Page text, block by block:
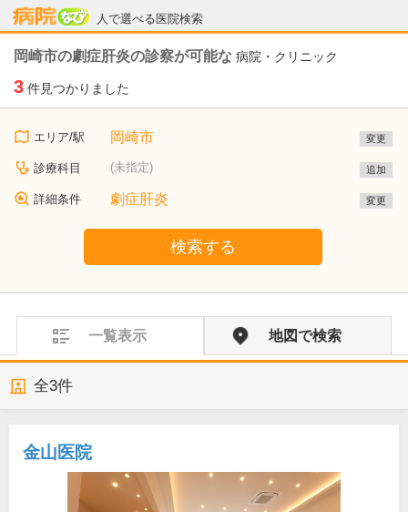
人で選べる医院検索
病院なび
岡崎市の劇症肝炎の診察が可能な 病院・クリニック
3 件見つかりました
エリア/駅 岡崎市 変更
診療科目 (未指定) 追加
詳細条件 劇症肝炎 変更
検索する
一覧表示 地図で検索
全3件
金山医院